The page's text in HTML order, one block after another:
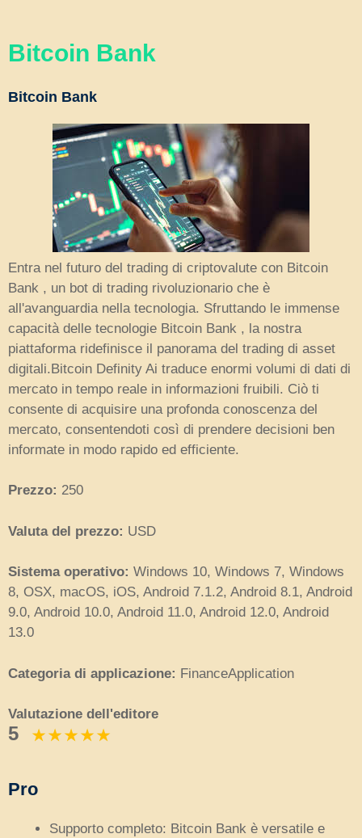
Bitcoin Bank
Bitcoin Bank
Entra nel futuro del trading di criptovalute con Bitcoin
Bank , un bot di trading rivoluzionario che è
all'avanguardia nella tecnologia. Sfruttando le immense
capacità delle tecnologie Bitcoin Bank , la nostra
piattaforma ridefinisce il panorama del trading di asset
digitali.Bitcoin Definity Ai traduce enormi volumi di dati di
mercato in tempo reale in informazioni fruibili. Ciò ti
consente di acquisire una profonda conoscenza del
mercato, consentendoti così di prendere decisioni ben
informate in modo rapido ed efficiente.
Prezzo: 250
Valuta del prezzo: USD
Sistema operativo: Windows 10, Windows 7, Windows
8, OSX, macOS, iOS, Android 7.1.2, Android 8.1, Android
9.0, Android 10.0, Android 11.0, Android 12.0, Android
13.0
Categoria di applicazione: FinanceApplication
Valutazione dell'editore
5
Pro
Supporto completo: Bitcoin Bank è versatile e